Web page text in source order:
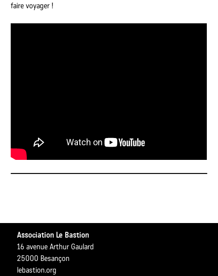
faire voyager !
Association Le Bastion
16 avenue Arthur Gaulard
25000 Besançon
lebastion.org